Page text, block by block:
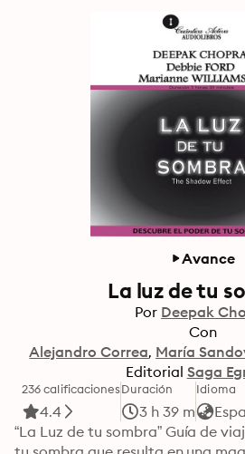
Avance
La luz de tu
Por Deepak
Con
Alejandro Correa María
Editorial Saga
236 calificaciones
4.4
Duración
3 h 39 m
Idioma
“La Luz de tu sombra” Guía de